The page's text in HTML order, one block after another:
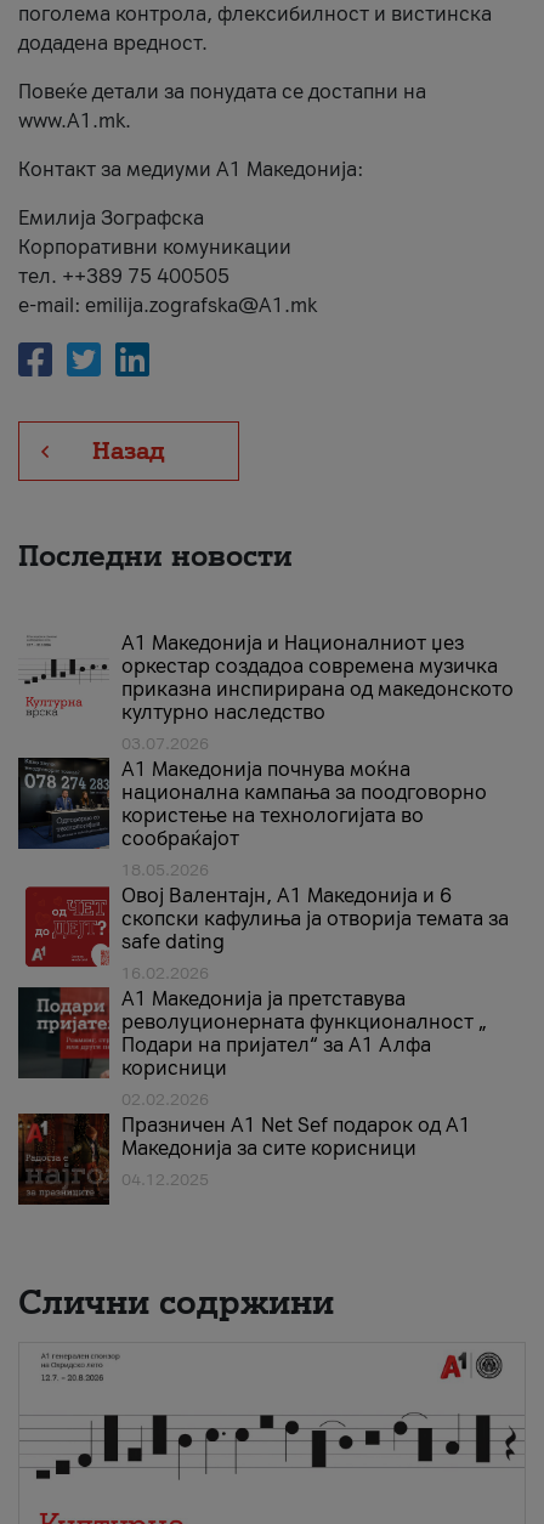
поголема контрола, флексибилност и вистинска
додадена вредност.
Повеќе детали за понудата се достапни на
www.А1.mk.
Контакт за медиуми А1 Македонија:
Емилија Зографска
Корпоративни комуникации
тел. ++389 75 400505
e-mail: emilija.zografska@A1.mk
Назад
Последни новости
А1 Македонија и Националниот џез
оркестар создадоа современа музичка
приказна инспирирана од македонското
културно наследство
03.07.2026
A1 Македонија почнува моќна
национална кампања за поодговорно
користење на технологијата во
сообраќајот
18.05.2026
Овој Валентајн, A1 Македонија и 6
скопски кафулиња ја отворија темата за
safe dating
16.02.2026
А1 Македонија ја претставува
револуционерната функционалност „
Подари на пријател“ за А1 Алфа
корисници
02.02.2026
Празничен A1 Net Sеf подарок од А1
Македонија за сите корисници
04.12.2025
Слични содржини